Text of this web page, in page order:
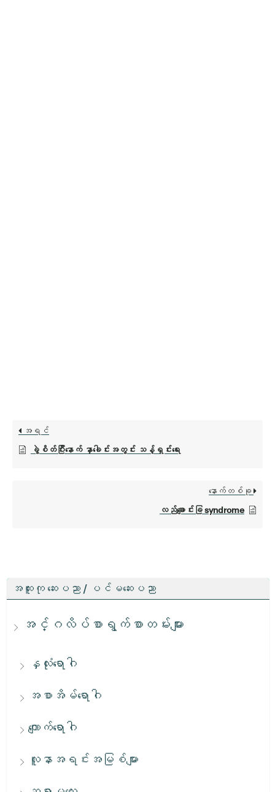
အထူးကု ဆေးပညာ / ပင်မဆေးပညာ
အင်္ဂလိပ်စာရွက်စာတမ်းများ
နှလုံးရောဂါ
အစာအိမ်ရောဂါ
ကျောက်ရောဂါ
လူနာအရင်းအမြစ်များ
အရင်
ခွဲစိတ်ပြီးနောက် နှာခေါင်းအတွင်း သန့်ရှင်းရေး
နောက်တစ်ခု
လည်ချောင်းခြ syndrome